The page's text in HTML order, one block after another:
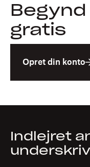
gratis
Opret din konto
Indlejret